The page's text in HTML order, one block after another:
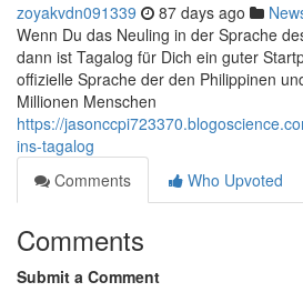
zoyakvdn091339 87 days ago
Wenn Du das Neuling in der Sprache
dann ist Tagalog für Dich ein guter
offizielle Sprache der den Philippinen
Millionen Menschen
https://
ins-tagalog
Comments
Who Upvoted
Comments
Submit a Comment